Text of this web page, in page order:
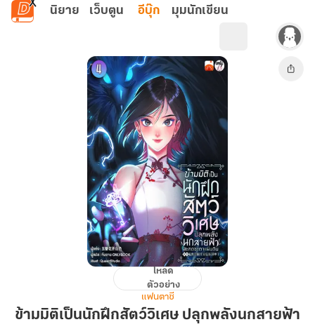
ข้ามไปยังเนื้อหาหลัก
นิยาย เว็บตูน อีบุ๊ก มุมนักเขียน
เป็น
โหลด
ตัวอย่าง
แฟนตาซี
ข้ามมิติเป็นนักฝึกสัตว์วิเศษ ปลุกพลังนกสายฟ้า